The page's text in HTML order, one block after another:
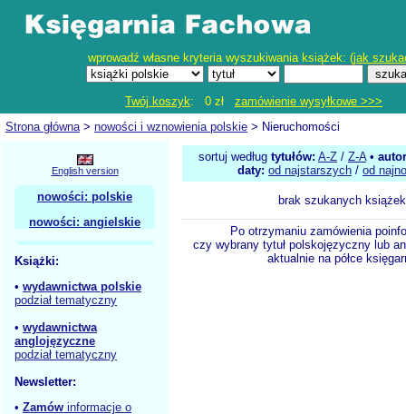
wprowadź własne kryteria wyszukiwania książek: (jak
Twój koszyk: 0 zł zamówienie wysyłkowe >>>
Strona główna> nowości i wznowienia polskie > Nieruchomości
English version
nowości: polskie
nowości: angielskie
Książki:
• wydawnictwa polskie
podział tematyczny
• wydawnictwa
anglojęzyczne
podział tematyczny
Newsletter:
• Zamów informacje o
sortuj według tytułów: A-Z / Z-A•
daty: od najstarszych / od
brak szukanych książek
Po otrzymaniu zamówienia
czy wybrany tytuł polskojęzyczny lub
aktualnie na półce